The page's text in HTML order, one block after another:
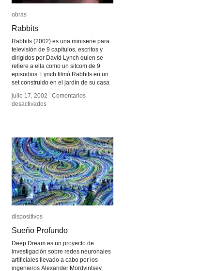
obras
Rabbits
Rabbits (2002) es una miniserie para
televisión de 9 capítulos, escritos y
dirigidos por David Lynch quien se
refiere a ella como un sitcom de 9
episodios. Lynch filmó Rabbits en un
set construido en el jardín de su casa
julio 17, 2002 / Comentarios
desactivadosen
obras
Rabbits
julio 17, 2002 / Comentarios
desactivadosen
dispositivos
Sueño Profundo
Deep Dream es un proyecto de
investigación sobre redes neuronales
artificiales llevado a cabo por los
ingenieros Alexander Mordvintsev,
dispositivos
Sueño Profundo